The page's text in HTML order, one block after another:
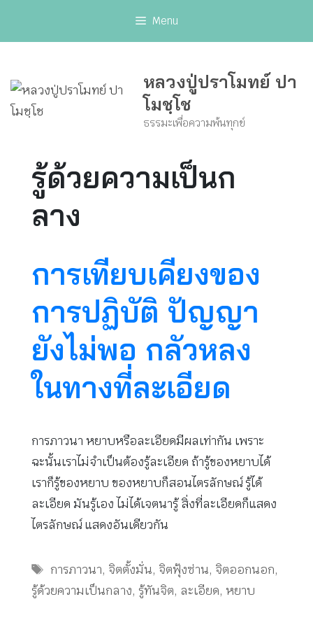
Menu
หลวงปู่ปราโมทย์ ปา
โมชฺโช
ธรรมะเพื่อความพ้นทุกข์
รู้ด้วยความเป็นก
ลาง
การเทียบเคียงของ
การปฏิบัติ ปัญญา
ยังไม่พอ กลัวหลง
ในทางที่ละเอียด
การภาวนา หยาบหรือละเอียดมีผลเท่ากัน เพราะ
ฉะนั้นเราไม่จำเป็นต้องรู้ละเอียด ถ้ารู้ของหยาบได้
เราก็รู้ของหยาบ ของหยาบก็สอนไตรลักษณ์ รู้ได้
ละเอียด มันรู้เอง ไม่ได้เจตนารู้ สิ่งที่ละเอียดก็แสดง
ไตรลักษณ์ แสดงอันเดียวกัน
Tags
การภาวนา, จิตตั้งมั่น, จิตฟุ้งซ่าน, จิตออกนอก,
รู้ด้วยความเป็นกลาง, รู้ทันจิต, ละเอียด, หยาบ